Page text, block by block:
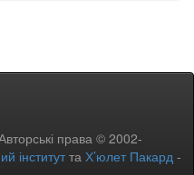
права © 2002-
інститутта Х’юлет Пакард -